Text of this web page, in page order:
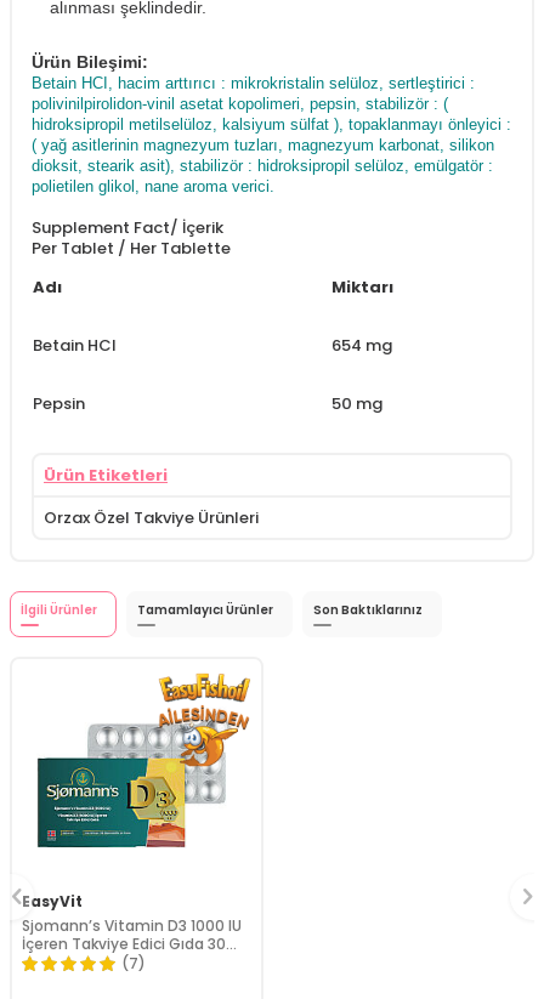
alınması şeklindedir.
Ürün Bileşimi:
Betain HCI, hacim arttırıcı : mikrokristalin selüloz, sertleştirici :
polivinilpirolidon-vinil asetat kopolimeri, pepsin, stabilizör : (
hidroksipropil metilselüloz, kalsiyum sülfat ), topaklanmayı önleyici :
( yağ asitlerinin magnezyum tuzları, magnezyum karbonat, silikon
dioksit, stearik asit), stabilizör : hidroksipropil selüloz, emülgatör :
polietilen glikol, nane aroma verici.
Supplement Fact/ İçerik
Per Tablet / Her Tablette
Adı
Miktarı
Betain HCI 654 mg
Pepsin 50 mg
Ürün Etiketleri
Orzax Özel Takviye Ürünleri
İlgili Ürünler Tamamlayıcı Ürünler Son Baktıklarınız
EasyVit
Sjomann’s Vitamin D3 1000 IU
İçeren Takviye Edici Gıda 30
Adet Çiğnenebilir Jel Form
(7)